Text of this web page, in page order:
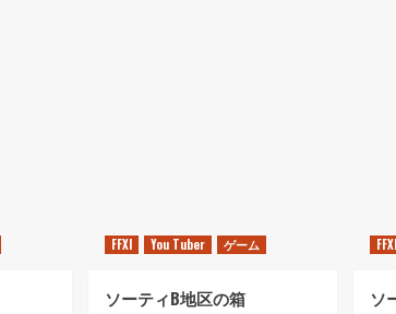
FFXI You Tuber ゲーム
ソーティB地区の箱
FFXI
ソ